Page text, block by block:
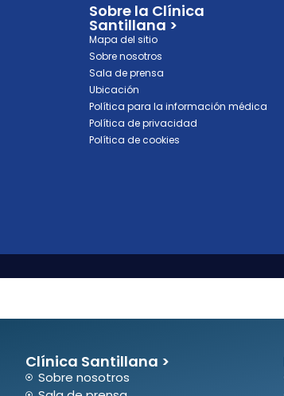
Sobre la Clínica
Santillana >
Mapa del sitio
Sobre nosotros
Sala de prensa
Ubicación
Política para la información médica
Política de privacidad
Política de cookies
Clínica Santillana >
Sobre nosotros